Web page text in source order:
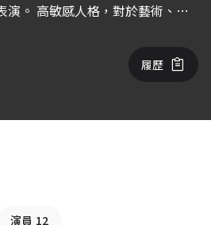
藝術、電
心的每個角落。期許自己在接下
與實踐，賦予每個故事及角色獨一
履歷
演員 12